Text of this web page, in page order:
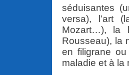
séduisantes
versa), l’art
Mozart…), la
Rousseau), la
en filigrane
maladie et à la